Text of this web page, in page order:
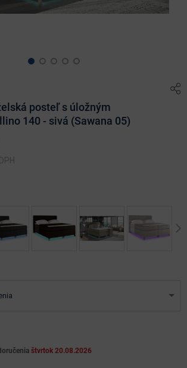
posteľ s úložným
140 - sivá (Sawana 05)
štvrtok 20.08.2026